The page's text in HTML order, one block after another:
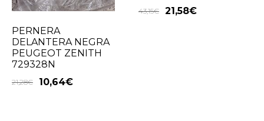
PERNERA
DELANTERA NEGRA
PEUGEOT ZENITH
729328N
21,28€ 10,64€
43,15€ 21,58€